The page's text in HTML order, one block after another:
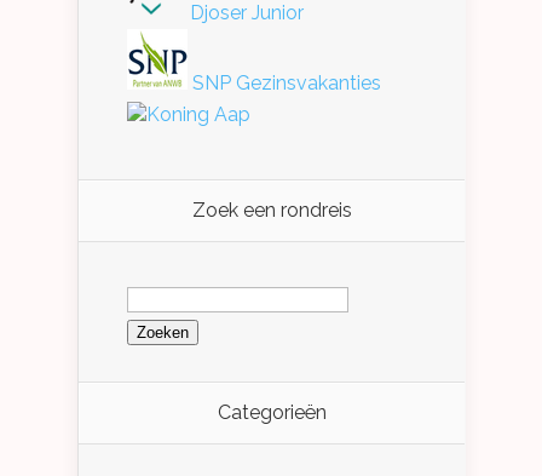
Djoser Junior
SNP Gezinsvakanties
Koning Aap
Zoek een rondreis
Zoeken
naar:
Categorieën